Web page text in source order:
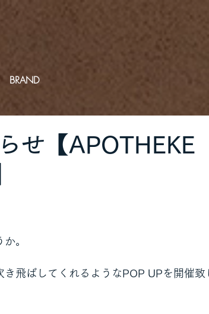
BRAND
らせ【
。
き飛ばしてくれるようなPOP UPを開催致